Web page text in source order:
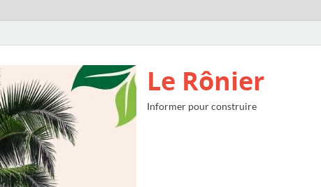
Le Rônier
Informer pour construire